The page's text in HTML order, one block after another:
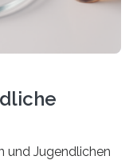
und Jugendlichen